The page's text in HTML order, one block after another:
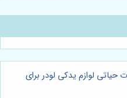
لوازم یدکی لودر برای